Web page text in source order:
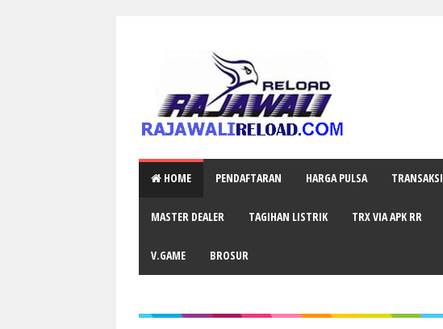
HOME PENDAFTARAN HARGA PULSA TRANSAKSI
MASTER DEALER TAGIHAN LISTRIK TRX VIA APK RR
V.GAME BROSUR